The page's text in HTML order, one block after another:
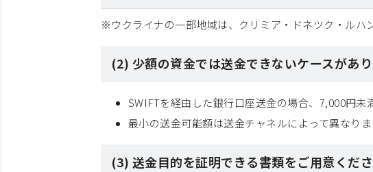
※ウクライナの一部地域は、クリミア・ドネツク・ルハ
(2) 少額の資金では送金できないケースがあ
SWIFTを経由した銀行口座送金の場合、7,000円未
最小の送金可能額は送金チャネルによって異なり
(3) 送金目的を証明できる書類をご用意くだ